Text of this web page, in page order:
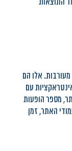
אלו הם
עם
מספר הופעות
האתר, זמן